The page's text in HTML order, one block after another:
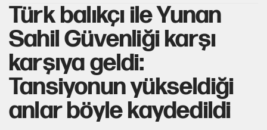
Türk balıkçı ile Yunan
Sahil Güvenliği karşı
karşıya geldi:
Tansiyonun yükseldiği
anlar böyle kaydedildi